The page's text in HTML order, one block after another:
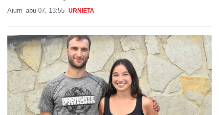
Aiurri abu 07, 13:55 URNIETA